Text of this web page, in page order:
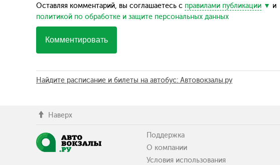
Оставляя комментарий, вы соглашаетесь с правилами публикации
и
политикой по обработке и защите персональных данных
Комментировать
Найдите расписание и билеты на автобус: Автовокзалы.ру
Наверх
Поддержка
О компании
Условия использования